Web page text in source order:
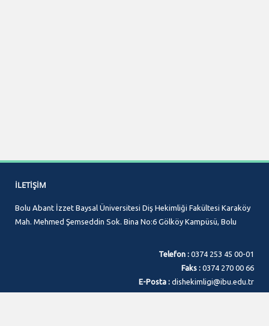
İLETIŞIM
Bolu Abant İzzet Baysal Üniversitesi Diş Hekimliği Fakültesi Karaköy
Mah. Mehmed Şemseddin Sok. Bina No:6 Gölköy Kampüsü, Bolu
Telefon : 0374 253 45 00-01
Faks : 0374 270 00 66
E-Posta : dishekimligi@ibu.edu.tr